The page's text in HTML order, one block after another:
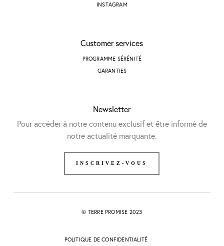
INSTAGRAM
Customer services
PROGRAMME SÉRÉNITÉ
GARANTIES
Newsletter
Pour accéder à notre contenu exclusif et être informé de
notre actualité marquante.
INSCRIVEZ-VOUS
© TERRE PROMISE 2023
POLITIQUE DE CONFIDENTIALITÉ